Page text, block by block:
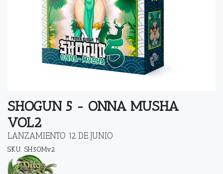
SHOGUN 5 - ONNA MUSHA
VOL2
LANZAMIENTO 12 DE JUNIO
SKU: SH5OMv2